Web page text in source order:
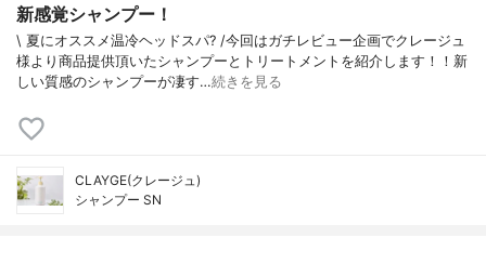
新感覚シャンプー！
\ 夏にオススメ温冷ヘッドスパ? /今回はガチレビュー企画でクレージュ
様より商品提供頂いたシャンプーとトリートメントを紹介します！！新
しい質感のシャンプーが凄す…続きを見る
CLAYGE(クレージュ)
シャンプー SN